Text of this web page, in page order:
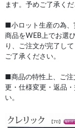
ます。予めご了承くだ
■小ロット生産の為
商品をWEB上でお選
り、ご注文が完了し
ご了承ください。
■商品の特性上、ご
更・仕様変更・返品
い。